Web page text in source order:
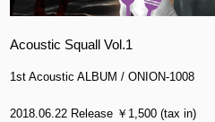
Acoustic Squall Vol.1
1st Acoustic ALBUM / ONION-1008
2018.06.22 Release ￥1,500 (tax in)